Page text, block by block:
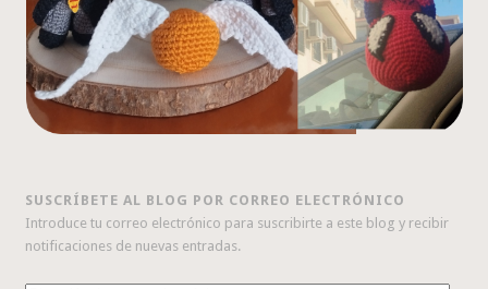
SUSCRÍBETE AL BLOG POR CORREO ELECTRÓNICO
Introduce tu correo electrónico para suscribirte a este blog y recibir
notificaciones de nuevas entradas.